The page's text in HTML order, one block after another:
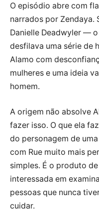
O episódio abre com
narrados por
Danielle Deadwyler —
desfilava uma série de
Alamo com
mulheres e uma ideia
homem.
A origem não absolve
fazer isso. O que ela
do personagem de
com Rue muito mais
simples. É o produto
interessada em
pessoas que nunca
cuidar.